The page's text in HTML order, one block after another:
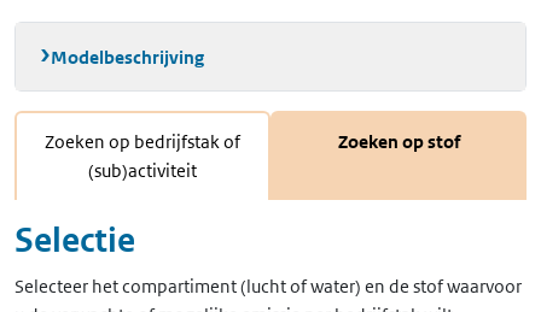
Modelbeschrijving
Zoeken op bedrijfstak of
(sub)activiteit
Zoeken op stof
Selectie
Selecteer het compartiment (lucht of water) en de stof waarvoor